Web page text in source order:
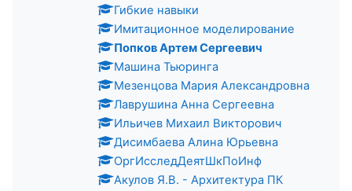
Гибкие навыки
Имитационное моделирование
Попков Артем Сергеевич
Машина Тьюринга
Мезенцова Мария Александровна
Лаврушина Анна Сергеевна
Ильичев Михаил Викторович
Дисимбаева Алина Юрьевна
ОргИсследДеятШкПоИнф
Акулов Я.В. - Архитектура ПК